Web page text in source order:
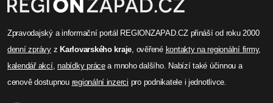
Zpravodajský a informační portál REGIONZAPAD.CZ přináší od roku 2000
denní zprávyz Karlovarského kraje, ověřené kontakty na regionální firmy,
kalendář akcí,nabídky prácea mnoho dalšího. Nabízí také účinnou a
cenově dostupnou regionální inzerci pro podnikatele i jednotlivce.